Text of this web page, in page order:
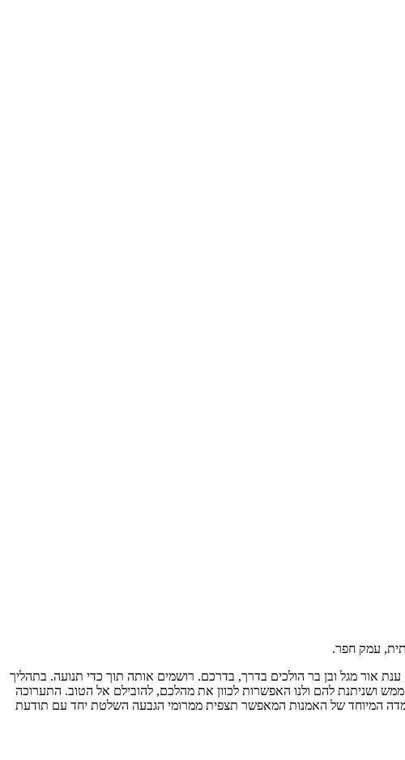
עמק חפר.
אור מגל ובן בר הולכים בדרך, בדרכם. רושמים אותה תוך כדי תנועה. בתהליך
ושניתנת להם ולנו האפשרות לכוון את מהלכם, להובילם אל הטוב. התערוכה
המיוחד של האמנות המאפשר תצפית ממרומי הגבעה השלטת יחד עם תודעת